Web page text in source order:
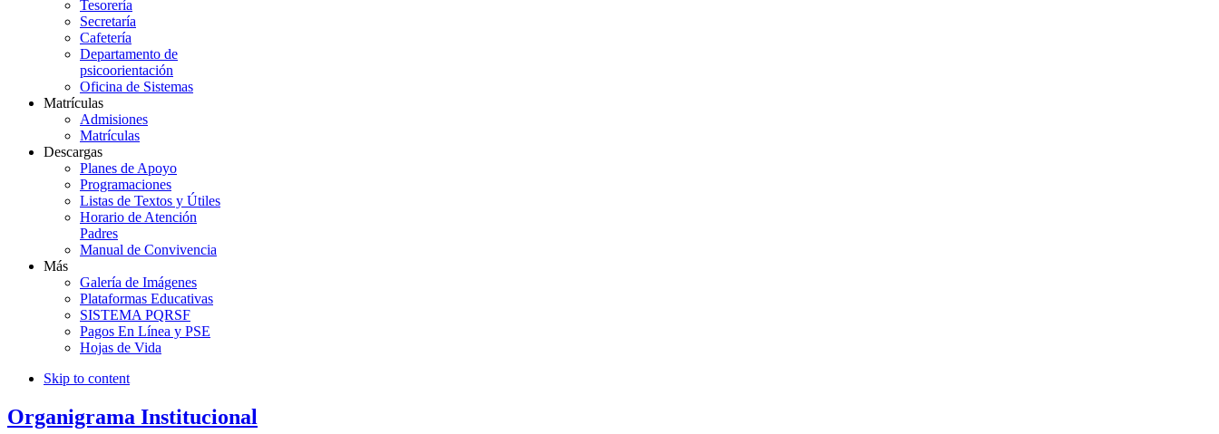
Tesorería
Secretaría
Cafetería
Departamento de
psicoorientación
Oficina de Sistemas
Matrículas
Admisiones
Matrículas
Descargas
Planes de Apoyo
Programaciones
Listas de Textos y Útiles
Horario de Atención
Padres
Manual de Convivencia
Más
Galería de Imágenes
Plataformas Educativas
SISTEMA PQRSF
Pagos En Línea y PSE
Hojas de Vida
Skip to content
Organigrama Institucional